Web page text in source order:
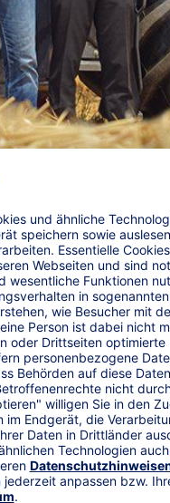
steckt Ihr
mit